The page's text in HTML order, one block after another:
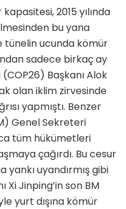
2015 yılında
bu yana
tünelin ucunda kömür
sadece birkaç ay
Başkanı Alok
olan iklim zirvesinde
yapmıştı. Benzer
Genel Sekreteri
tüm hükümetleri
çağırdı. Bu cesur
uyandırmış gibi
Xi Jinping’in son BM
yurt dışına kömür